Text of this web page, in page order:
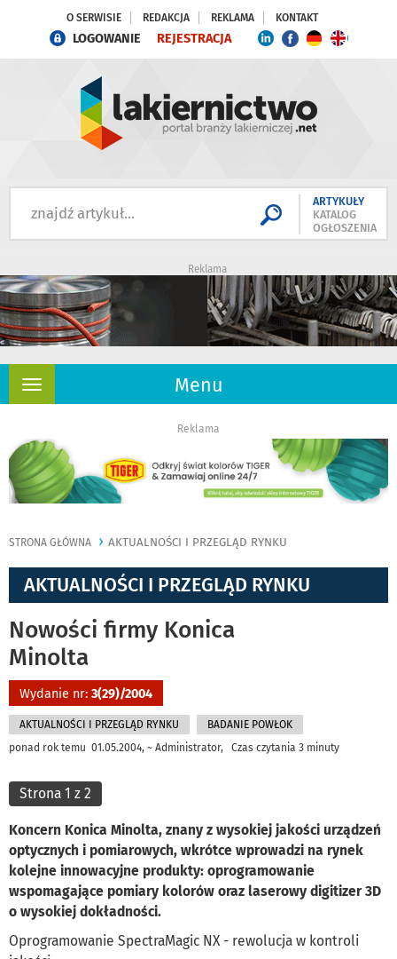
O SERWISIE REDAKCJA REKLAMA KONTAKT
LOGOWANIE REJESTRACJA
ARTYKUŁY
KATALOG
OGŁOSZENIA
Reklama
Menu
Rozwiń
Reklama
STRONA GŁÓWNA AKTUALNOŚCI I PRZEGLĄD RYNKU
AKTUALNOŚCI I PRZEGLĄD RYNKU
Nowości firmy Konica
Minolta
Wydanie nr: 3(29)/2004
AKTUALNOŚCI I PRZEGLĄD RYNKU
BADANIE POWŁOK
ponad rok temu 01.05.2004, ~ Administrator, Czas czytania 3 minuty
Strona 1 z 2
Koncern Konica Minolta, znany z wysokiej jakości urządzeń
optycznych i pomiarowych, wkrótce wprowadzi na rynek
kolejne innowacyjne produkty: oprogramowanie
wspomagające pomiary kolorów oraz laserowy digitizer 3D
o wysokiej dokładności.
Oprogramowanie SpectraMagic NX - rewolucja w kontroli